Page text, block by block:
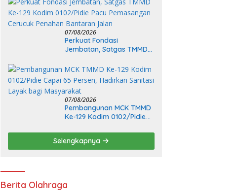
07/08/2026
Perkuat Fondasi
Jembatan, Satgas TMMD
Pacu Pemasangan
Cerucuk Penahan
Bantaran Jalan
07/08/2026
Pembangunan MCK TMMD
Ke-129 Kodim 0102/Pidie
Sanitasi Layak bagi
Masyarakat
Selengkapnya
Berita Olahraga